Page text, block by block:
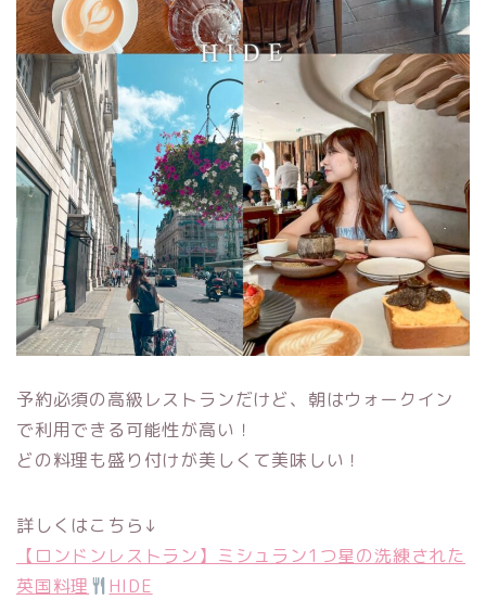
予約必須の高級レストランだけど、朝はウォークイン
で利用できる可能性が高い！
どの料理も盛り付けが美しくて美味しい！
詳しくはこちら↓
【ロンドンレストラン】ミシュラン1つ星の洗練された
英国料理
HIDE